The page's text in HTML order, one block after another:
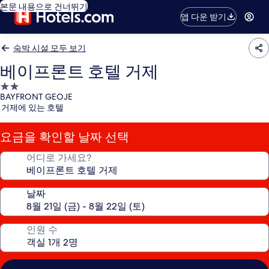
본문 내용으로 건너뛰기
앱 다운 받기
숙박 시설 모두 보기
베이프론트 호텔 거제
2.0
성
급
숙
박
시
BAYFRONT GEOJE
거제에 있는 호텔
요금을 확인할 날짜 선택
어디로 가세요?
날짜
인원 수